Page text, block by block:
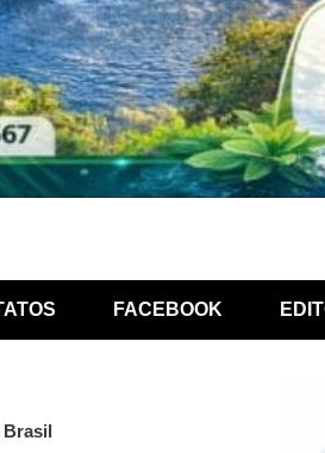
FACEBOOK
Brasil